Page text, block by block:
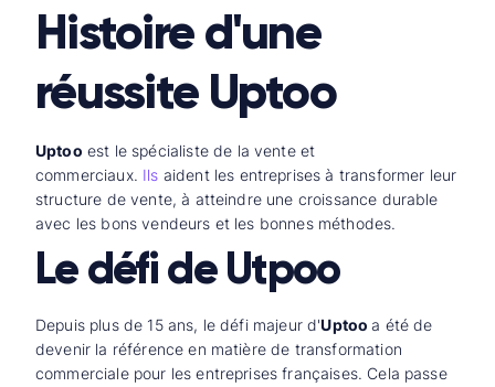
Histoire d'une
réussite Uptoo
Uptoo est le spécialiste de la vente et
commerciaux. Ils aident les entreprises à transformer leur
structure de vente, à atteindre une croissance durable
avec les bons vendeurs et les bonnes méthodes.
Le défi de Utpoo
Depuis plus de 15 ans, le défi majeur d'Uptooa été de
devenir la référence en matière de transformation
commerciale pour les entreprises françaises. Cela passe